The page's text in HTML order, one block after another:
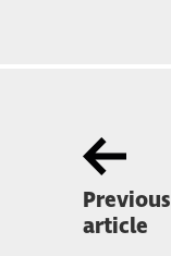
Previous
article